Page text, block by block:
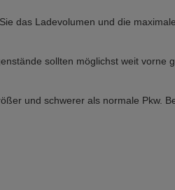
das Ladevolumen und die
sollten möglichst weit vorne
und schwerer als normale Pkw.